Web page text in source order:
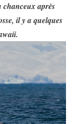
chanceux après
il y a quelques